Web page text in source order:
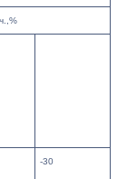
-30